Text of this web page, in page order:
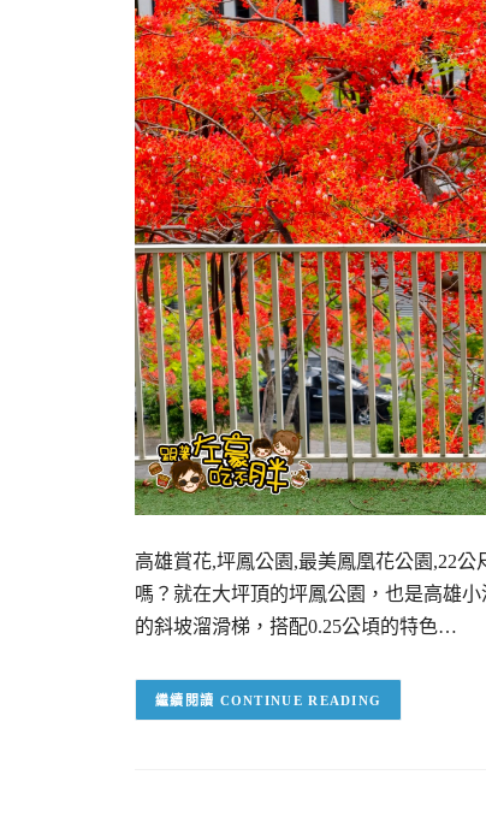
高雄賞花,坪鳳公園,最美鳳凰花公園,22
嗎？就在大坪頂的坪鳳公園，也是高雄
的斜坡溜滑梯，搭配0.25公頃的特色…
CONTINUE READING